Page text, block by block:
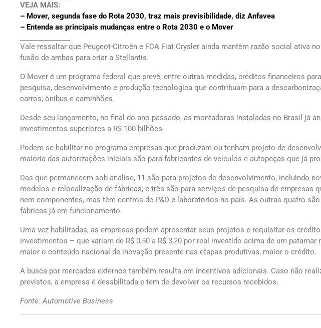
VEJA MAIS:
– Mover, segunda fase do Rota 2030, traz mais previsibilidade, diz Anfavea
– Entenda as principais mudanças entre o Rota 2030 e o Mover
Vale ressaltar que Peugeot-Citroën e FCA Fiat Crysler ainda mantêm razão social ativa
fusão de ambas para criar a Stellantis.
O Mover é um programa federal que prevê, entre outras medidas, créditos financeiros
pesquisa, desenvolvimento e produção tecnológica que contribuam para a
carros, ônibus e caminhões.
Desde seu lançamento, no final do ano passado, as montadoras instaladas no Brasil já
investimentos superiores a R$ 100 bilhões.
Podem se habilitar no programa empresas que produzam ou tenham projeto de
maioria das autorizações iniciais são para fabricantes de veículos e autopeças que já
Das que permanecem sob análise, 11 são para projetos de desenvolvimento, incluindo
modelos e relocalização de fábricas; e três são para serviços de pesquisa de empresas
nem componentes, mas têm centros de P&D e laboratórios no país. As outras quatro
fábricas já em funcionamento.
Uma vez habilitadas, as empresas podem apresentar seus projetos e requisitar os
investimentos – que variam de R$ 0,50 a R$ 3,20 por real investido acima de um patamar
maior o conteúdo nacional de inovação presente nas etapas produtivas, maior o crédito.
A busca por mercados externos também resulta em incentivos adicionais. Caso não
previstos, a empresa é desabilitada e tem de devolver os recursos recebidos.
Fonte: Automotive Business